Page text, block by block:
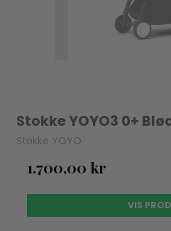
Stokke YOYO3 0+
Stokke YOYO
1.700,00 kr
VIS